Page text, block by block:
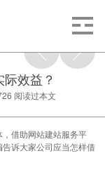
效益？
阅读过本文
借助网站建站服务平
诉大家公司应当怎样借